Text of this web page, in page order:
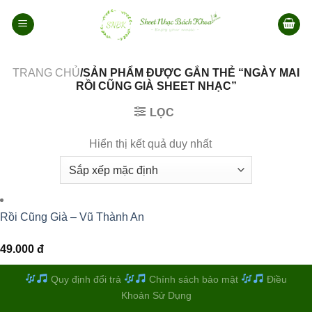
qua
TRANG CHỦ/SẢN PHẨM ĐƯỢC GẮN THẺ “NGÀY MAI
RỒI CŨNG GIÀ SHEET NHẠC”
LỌC
Hiển thị kết quả duy nhất
Rồi Cũng Già – Vũ Thành An
49.000 đ
Quy định đổi trả Chính sách bảo mật
Điều
Khoản Sử Dụng